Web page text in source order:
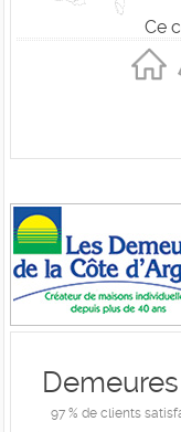
Ce
97 % de clients